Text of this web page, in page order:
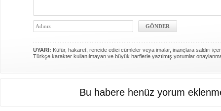
UYARI: Küfür, hakaret, rencide edici cümleler veya imalar, inançlara saldırı
Türkçe karakter kullanılmayan ve büyük harflerle yazılmış yorumlar
Bu habere henüz yorum